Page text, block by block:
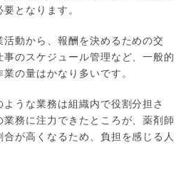
となります。
動から、報酬を決めるための交
のスケジュール管理など、一般的
の量はかなり多いです。
うな業務は組織内で役割分担さ
務に注力できたところが、薬剤師
が高くなるため、負担を感じる人